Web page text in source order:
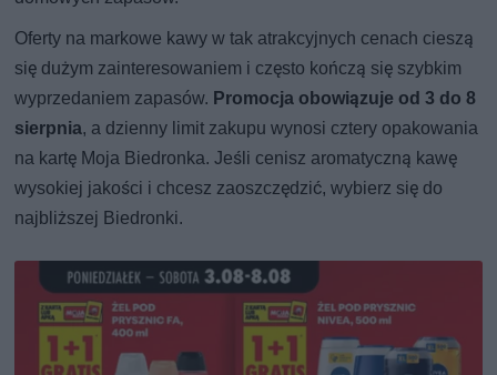
Oferty na markowe kawy w tak atrakcyjnych cenach cieszą
się dużym zainteresowaniem i często kończą się szybkim
wyprzedaniem zapasów. Promocja obowiązuje od 3 do 8
sierpnia, a dzienny limit zakupu wynosi cztery opakowania
na kartę Moja Biedronka. Jeśli cenisz aromatyczną kawę
wysokiej jakości i chcesz zaoszczędzić, wybierz się do
najbliższej Biedronki.